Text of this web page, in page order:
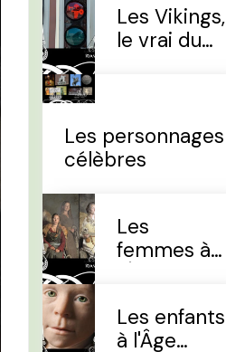
Les Vikings,
le vrai du
Les personnages
célèbres
Les
femmes à
Les enfants
à l'Âge